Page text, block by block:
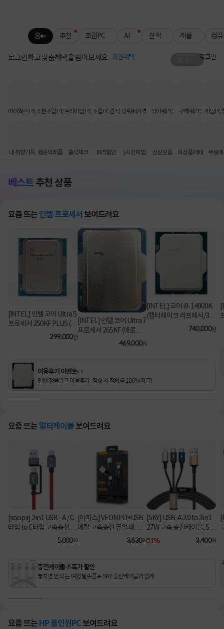
홈 추천 조립PC AI 견적 래플 컴
로그인하고 맞춤혜택을 받아보세요. 회원혜택 로그인
아이웍스 PC추천조립 PC프리미엄 PC조립PC견적 맞춰줘가격 깎아줘PC 구해줘PC 게임PC
내 취향가득 행운의래플 출석체크 파격할인 1시간픽업 신상모음 이상품어때 무료
베스트 추천 상품
요즘 뜨는 인텔 프로세서 보여드려요
[INTEL] 인텔 코어 Ultra 5
프로세서 250KF PLUS (애
로우 레이크/5.3GHz/30M
299,000원
[INTEL] 인텔 코어 Ultra 7
프로세서 265KF (애로우
레이크/3.9GHz/30MB/쿨
469,000원
[INTEL] 코어 i9-14900K
(랩터레이크 리프레시/3.2
GHz/36MB/쿨러 미포함)
740,000원
이용후기 이벤트✏️
인텔 정품벌크 이용후기 작성 시 적립금 100% 지급!
요즘 뜨는 멀티케이블 보여드려요
[soopii] 2in1 USB - A / C
타입 to C타입 고속충전 케
이블 PD 100W S52C [1.2
5,000원
[아피스] VEON PD+USB
메탈 고속충전 듀얼 패브릭
8핀 케이블
3,630원
[SKY] USB-A 2.0 to 3in1
27W 고속 충전케이블, SK
Y-A2-3IN1 [블랙/2m]
51% 3,400원
충전케이블 초특가 할인
놓치면 안 되는 여행 필수품✈️ SKY 충전케이블과 함께
요즘 뜨는 HP 올인원PC 보여드려요